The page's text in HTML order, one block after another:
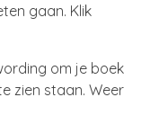
gaan. Klik
om je boek
zien staan. Weer